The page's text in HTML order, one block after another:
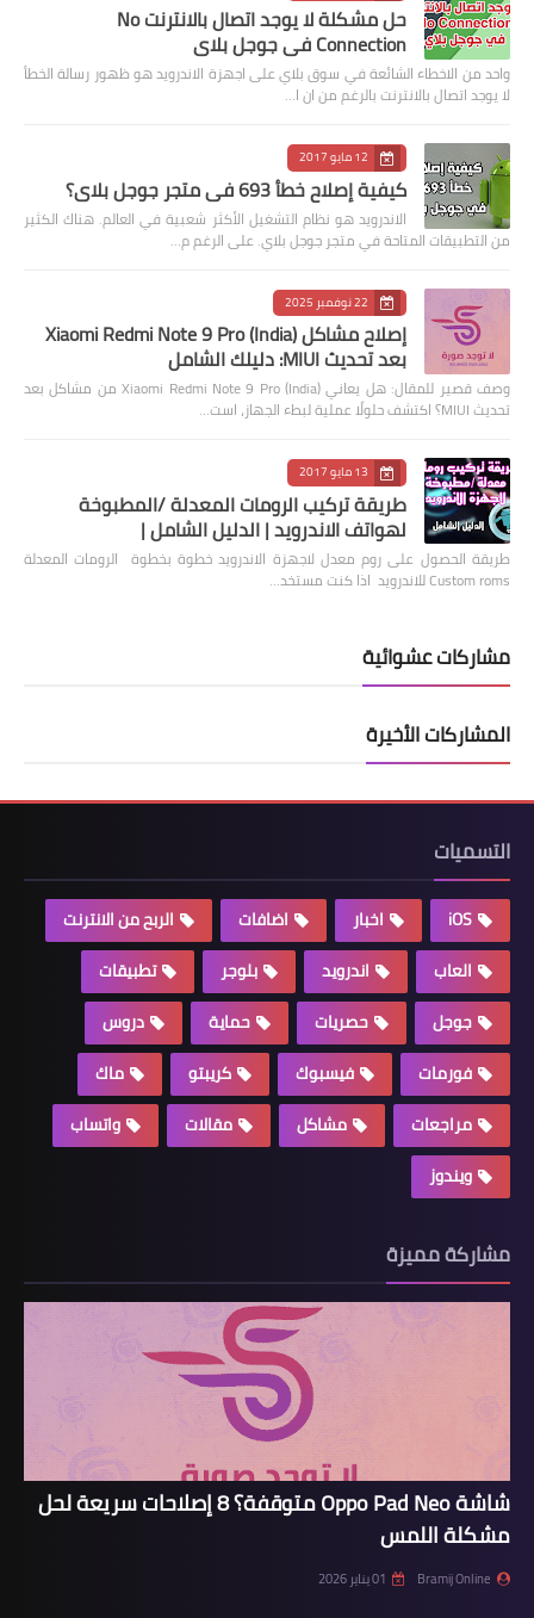
حل مشكلة لا يوجد اتصال بالانترنت No
Connection في جوجل بلاي
واحد من الاخطاء الشائعة في سوق بلاي على اجهزة الاندرويد هو ظهور رسالة الخطأ
لا يوجد اتصال بالانترنت بالرغم من ان ا…
12 مايو 2017
كيفية إصلاح خطأ 693 في متجر جوجل بلاي؟
الاندرويد هو نظام التشغيل الأكثر شعبية في العالم. هناك الكثير
من التطبيقات المتاحة في متجر جوجل بلاي. على الرغم م…
22 نوفمبر 2025
إصلاح مشاكل Xiaomi Redmi Note 9 Pro (India)
بعد تحديث MIUI: دليلك الشامل
وصف قصير للمقال: هل يعاني Xiaomi Redmi Note 9 Pro (India) من مشاكل بعد
تحديث MIUI؟ اكتشف حلولًا عملية لبطء الجهاز، است…
13 مايو 2017
طريقة تركيب الرومات المعدلة /المطبوخة
لهواتف الاندرويد | الدليل الشامل |
طريقة الحصول على روم معدل لاجهزة الاندرويد خطوة بخطوة الرومات المعدلة
Custom roms للاندرويد اذا كنت مستخد…
مشاركات عشوائية
المشاركات الأخيرة
التسميات
iOS اخبار اضافات
الربح من الانترنت
العاب
اندرويد بلوجر
تطبيقات
جوجل
حصريات حماية
دروس
فورمات
فيسبوك كريبتو
ماك
مراجعات
مشاكل مقالات
واتساب
ويندوز
مشاركة مميزة
شاشة Oppo Pad Neo متوقفة؟ 8 إصلاحات سريعة لحل
مشكلة اللمس
Bramij Online 01 يناير 2026